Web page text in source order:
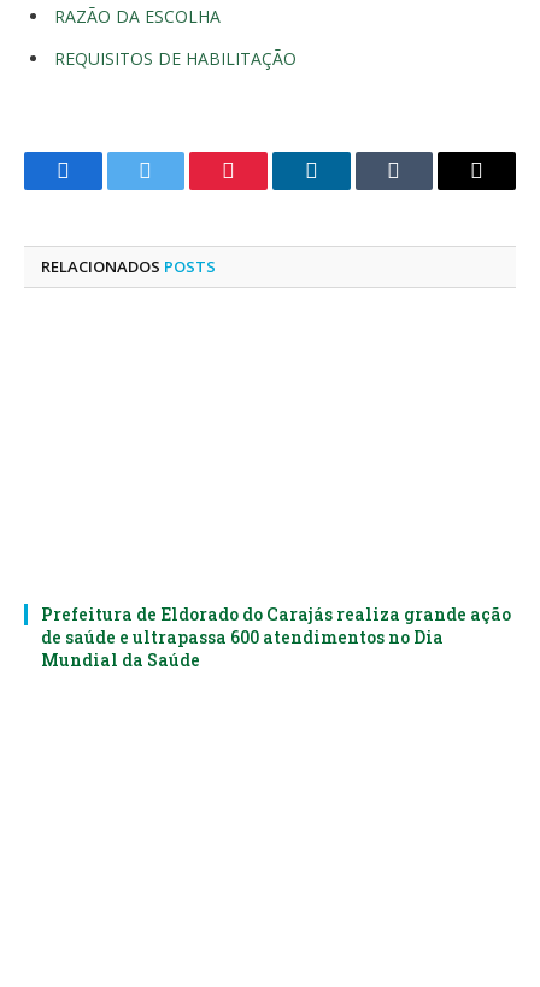
RAZÃO DA ESCOLHA
REQUISITOS DE HABILITAÇÃO
FacebookTwitter Pinterest LinkedInTumblr
E-
RELACIONADOS POSTS
Prefeitura de Eldorado do Carajás realiza grande ação
de saúde e ultrapassa 600 atendimentos no Dia
Mundial da Saúde